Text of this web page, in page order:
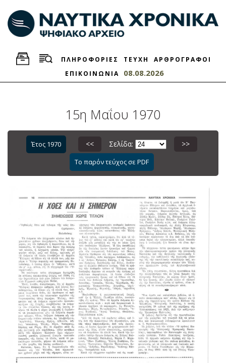
ΠΛΗΡΟΦΟΡΙΕΣ ΤΕΥΧΗ
ΑΡΘΡΟΓΡΑΦΟΙ
ΕΠΙΚΟΙΝΩΝΙΑ
08.08.2026
15η Μαΐου 1970
Έτος 1970 << Σελίδα: >>
Το παρόν τεύχος σε PDF